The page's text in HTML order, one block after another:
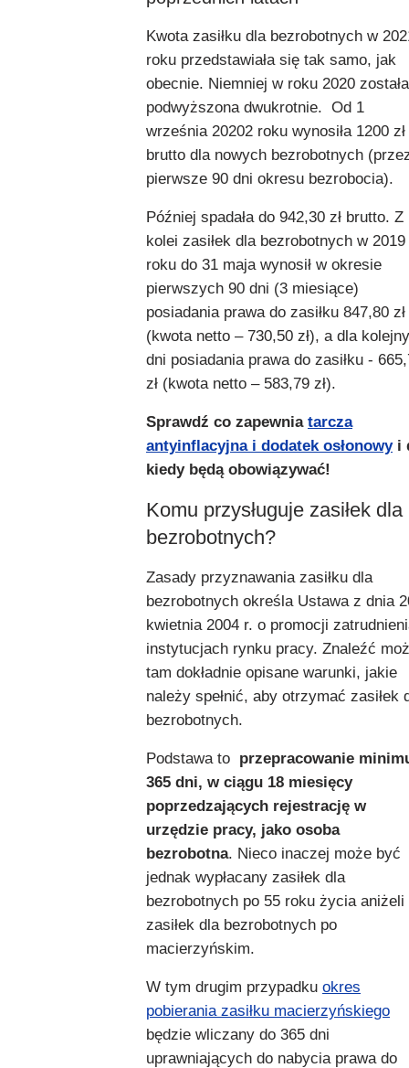
Kwota zasiłku dla bezrobotnych w
roku przedstawiała się tak samo, jak
obecnie. Niemniej w roku 2020 została
podwyższona dwukrotnie. Od 1
września 20202 roku wynosiła 1200 zł
brutto dla nowych bezrobotnych
pierwsze 90 dni okresu bezrobocia).
Później spadała do 942,30 zł brutto. Z
kolei zasiłek dla bezrobotnych w 2019
roku do 31 maja wynosił w okresie
pierwszych 90 dni (3 miesiące)
posiadania prawa do zasiłku 847,80 zł
(kwota netto – 730,50 zł), a dla
dni posiadania prawa do zasiłku -
zł (kwota netto – 583,79 zł).
Sprawdź co zapewnia tarcza
antyinflacyjna i dodatek osłonowyi
kiedy będą obowiązywać!
Komu przysługuje zasiłek dla
bezrobotnych?
Zasady przyznawania zasiłku dla
bezrobotnych określa Ustawa z dnia
kwietnia 2004 r. o promocji
instytucjach rynku pracy. Znaleźć
tam dokładnie opisane warunki, jakie
należy spełnić, aby otrzymać zasiłek
bezrobotnych.
Podstawa to przepracowanie
365 dni, w ciągu 18 miesięcy
poprzedzających rejestrację w
urzędzie pracy, jako osoba
bezrobotna. Nieco inaczej może być
jednak wypłacany zasiłek dla
bezrobotnych po 55 roku życia aniżeli
zasiłek dla bezrobotnych po
macierzyńskim.
W tym drugim przypadku okres
pobierania zasiłku macierzyńskiego
będzie wliczany do 365 dni
uprawniających do nabycia prawa do